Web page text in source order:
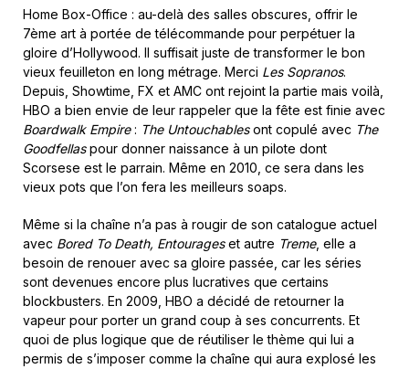
Home Box-Office : au-delà des salles obscures, offrir le
7ème art à portée de télécommande pour perpétuer la
gloire d’Hollywood. Il suffisait juste de transformer le bon
vieux feuilleton en long métrage. Merci Les Sopranos.
Depuis, Showtime, FX et AMC ont rejoint la partie mais voilà,
HBO a bien envie de leur rappeler que la fête est finie avec
Boardwalk Empire: The Untouchablesont copulé avec The
Goodfellaspour donner naissance à un pilote dont
Scorsese est le parrain. Même en 2010, ce sera dans les
vieux pots que l’on fera les meilleurs soaps.
Même si la chaîne n’a pas à rougir de son catalogue actuel
avec Bored To Death, Entourageset autre Treme, elle a
besoin de renouer avec sa gloire passée, car les séries
sont devenues encore plus lucratives que certains
blockbusters. En 2009, HBO a décidé de retourner la
vapeur pour porter un grand coup à ses concurrents. Et
quoi de plus logique que de réutiliser le thème qui lui a
permis de s’imposer comme la chaîne qui aura explosé les